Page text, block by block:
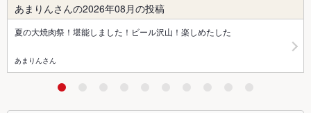
あまりんさんの2026年08月の投稿
夏の大焼肉祭！堪能しました！ビール沢山！楽しめたした
あまりんさん